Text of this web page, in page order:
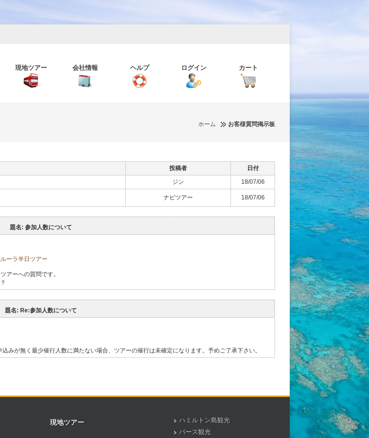
現地ツアー 会社情報 ヘルプ ログイン カート
ホーム お客様質問掲示板
投稿者
日付
ジン 18/07/06
ナビツアー 18/07/06
題名: 参加人数について
ーラ半日ツアー
アーへの質問です。
題名: Re:参加人数について
みが無く最少催行人数に満たない場合、ツアーの催行は未確定になります。予めご了承下さい。
現地ツアー
ハミルトン島観光
パース観光